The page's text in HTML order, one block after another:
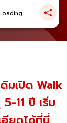
มเปิด Walk
11 ปี เริ่ม